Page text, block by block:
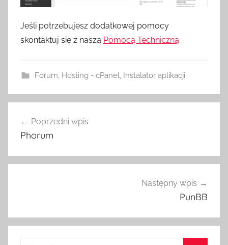
Jeśli potrzebujesz dodatkowej pomocy
skontaktuj się z naszą Pomocą Techniczną
Forum, Hosting - cPanel, Instalator aplikacji
wpisu
Poprzedni wpis
Phorum
Następny wpis
PunBB